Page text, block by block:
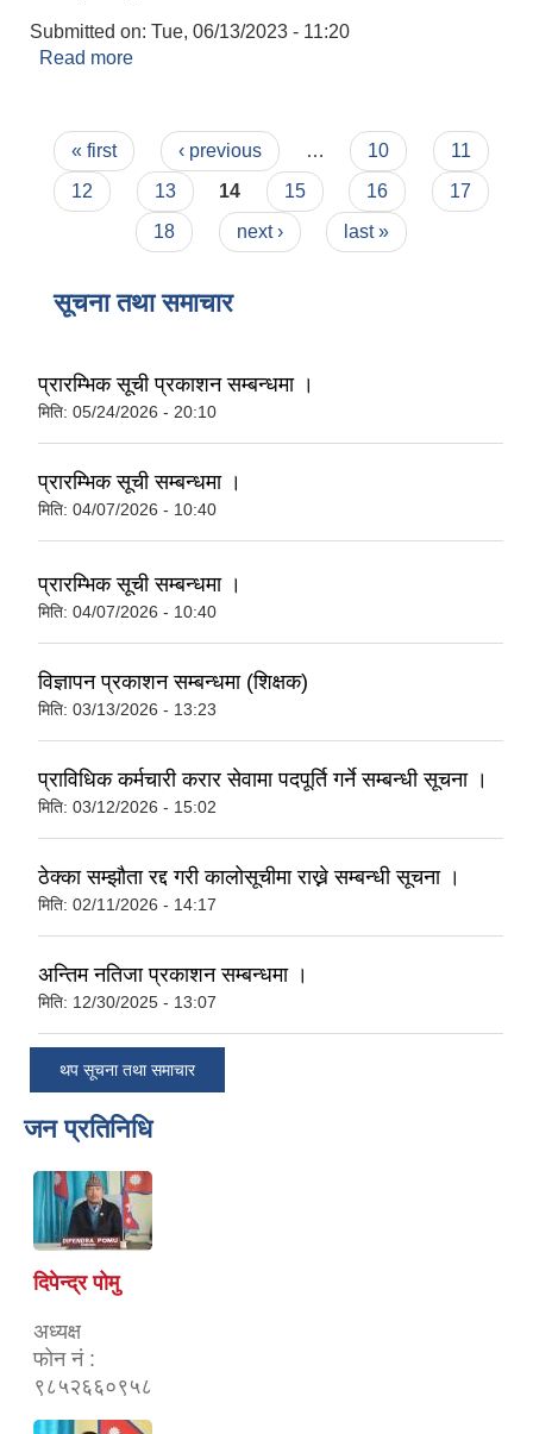
Submitted on: Tue, 06/13/2023 - 11:20
Read more
Pages
« first ‹ previous … 10
11
12
13 14 15 16
17
18
next › last »
सूचना तथा समाचार
प्रारम्भिक सूची प्रकाशन सम्बन्धमा ।
मिति: 05/24/2026 - 20:10
प्रारम्भिक सूची सम्बन्धमा ।
मिति: 04/07/2026 - 10:40
प्रारम्भिक सूची सम्बन्धमा ।
मिति: 04/07/2026 - 10:40
विज्ञापन प्रकाशन सम्बन्धमा (शिक्षक)
मिति: 03/13/2026 - 13:23
प्राविधिक कर्मचारी करार सेवामा पदपूर्ति गर्ने सम्बन्धी सूचना ।
मिति: 03/12/2026 - 15:02
ठेक्का सम्झौता रद्द गरी कालोसूचीमा राख्ने सम्बन्धी सूचना ।
मिति: 02/11/2026 - 14:17
अन्तिम नतिजा प्रकाशन सम्बन्धमा ।
मिति: 12/30/2025 - 13:07
थप सूचना तथा समाचार
जन प्रतिनिधि
दिपेन्द्र पोमु
अध्यक्ष
फोन नं :
९८५२६६०९५८